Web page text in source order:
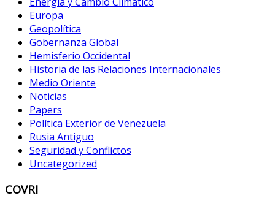
Europa
Geopolítica
Gobernanza Global
Hemisferio Occidental
Historia de las Relaciones Internacionales
Medio Oriente
Noticias
Papers
Política Exterior de Venezuela
Rusia Antiguo
Seguridad y Conflictos
Uncategorized
COVRI